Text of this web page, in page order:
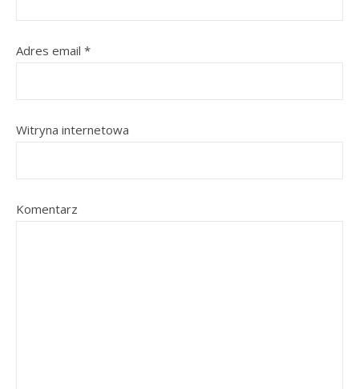
Adres email *
Witryna internetowa
Komentarz